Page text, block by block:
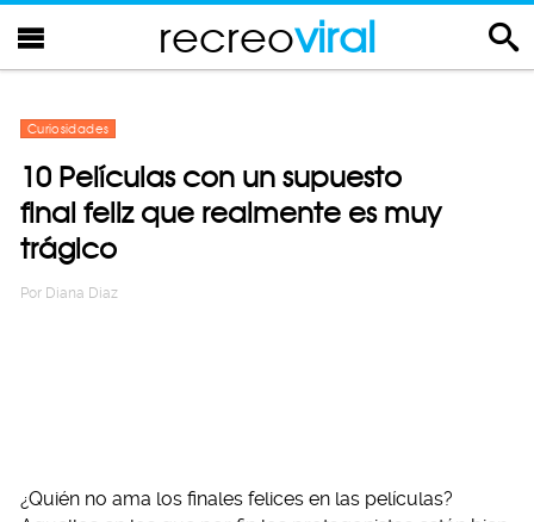
recreoviral
Curiosidades
10 Películas con un supuesto
final feliz que realmente es muy
trágico
Por Diana Diaz
¿Quién no ama los finales felices en las películas?